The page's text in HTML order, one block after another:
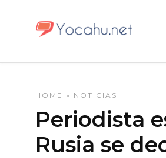
HOME » NOTICIAS
Periodista
Rusia se